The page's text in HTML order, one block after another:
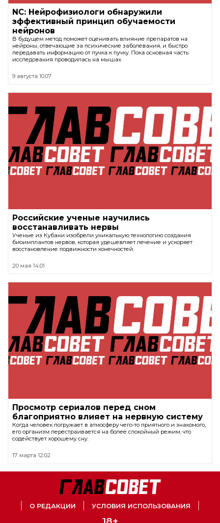
NC: Нейрофизиологи обнаружили
эффективный принцип обучаемости
нейронов
В будущем метод поможет оценивать влияние препаратов на
нейроны, отвечающие за психические заболевания, и быстро
передавать информацию от пучка к пучку. Пока основная часть
исследования проводилась на мышах.
9 августа 10:07
Российские ученые научились
восстанавливать нервы
Ученые из Кубани изобрели уникальную технологию создания
биоимплантов нервов, которая удешевляет лечение и ускоряет
восстановление подвижности конечностей.
20 мая 14:01
Просмотр сериалов перед сном
благоприятно влияет на нервную систему
Когда человек погружает в атмосферу чего-то приятного и знакомого,
его организм перестраивается на более спокойный режим, что
содействует хорошему сну.
17 марта 12:02
О РЕДАКЦИИ УСЛОВИЯ ИСПОЛЬЗОВАНИЯ